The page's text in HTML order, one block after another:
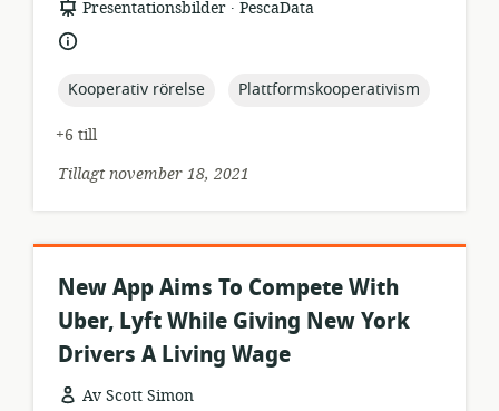
resursformat:
Presentationsbilderutgivare:
PescaData
språk:
topic:
Kooperativ rörelse topic:
Plattformskooperativism
+6 till
Tillagt november 18, 2021
New App Aims To Compete With
Uber, Lyft While Giving New York
Drivers A Living Wage
Av Scott Simon